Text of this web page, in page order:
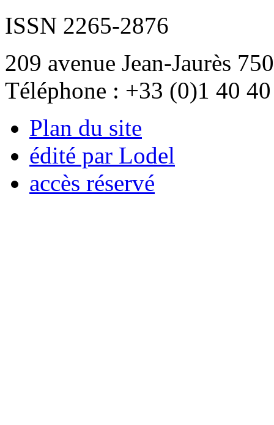
ISSN 2265-2876
209 avenue Jean-Jaurès
Téléphone : +33 (0)1 40
Plan du site
édité par Lodel
accès réservé